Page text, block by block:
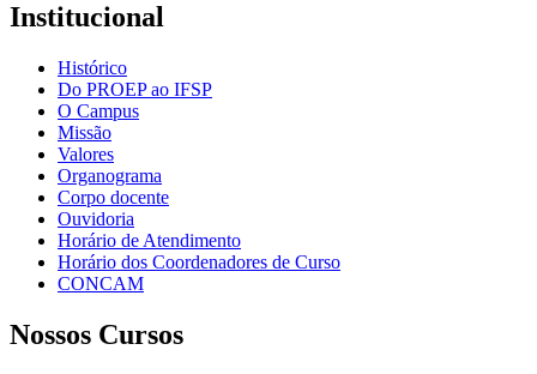
Institucional
Histórico
Do PROEP ao IFSP
O Campus
Missão
Valores
Organograma
Corpo docente
Ouvidoria
Horário de Atendimento
Horário dos Coordenadores de Curso
CONCAM
Nossos Cursos